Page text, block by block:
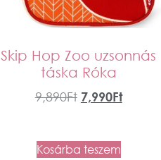
Skip Hop Zoo uzsonnás
táska Róka
9,890Ft 7,990Ft
Kosárba teszem